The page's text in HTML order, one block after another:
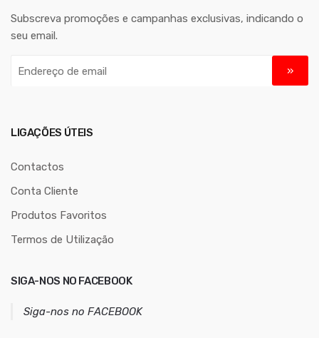
Subscreva promoções e campanhas exclusivas, indicando o
seu email.
r
ç
e
e
i
LIGAÇÕES ÚTEIS
Contactos
Conta Cliente
Produtos Favoritos
Termos de Utilização
SIGA-NOS NO FACEBOOK
Siga-nos no FACEBOOK